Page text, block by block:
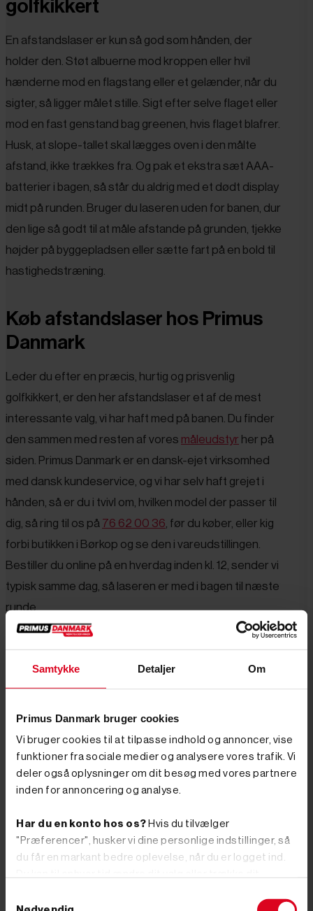
Samtykke Detaljer Om
Primus Danmark bruger cookies
Vi bruger cookies til at tilpasse indhold og annoncer, vise
funktioner fra sociale medier og analysere vores trafik. Vi
deler også oplysninger om dit besøg med vores partnere
inden for annoncering og analyse.
Har du en konto hos os? Hvis du tilvælger
"Præferencer", husker vi dine personlige indstillinger, så
du får en markant bedre oplevelse, når du er logget ind.
Vælg herunder om du vil tillade alle cookies, eller om du
golfkikkert
En afstandslaser er kun så god som hånden, der
holder den. Støt albuerne mod kroppen eller hvil
hænderne mod en flagstang eller et gelænder, når du
sigter, så ligger målet stille. Sigt efter selve flaget eller
mod en fast genstand bag greenen, hvis flaget blafrer.
Husk, at slope-tallet skal lægges oven i den målte
afstand, ikke trækkes fra. Og pak et ekstra sæt AAA-
batterier i bagen, så står du aldrig med et dødt display
midt på runden. Bruger du laseren uden for banen, dur
den lige så godt til at måle afstande på grunden, tjekke
højder på byggepladsen eller sætte fart på en bold til
hastighedstræning.
Køb afstandslaser hos Primus
Danmark
Leder du efter en præcis, hurtig og prisvenlig
golfkikkert, er den her afstandslaser et af de mest
interessante valg, vi har haft med på banen. Du finder
den sammen med resten af vores måleudstyr her på
siden. Primus Danmark er en dansk-ejet virksomhed
med dansk kundeservice, og vi har selv haft grejet i
hånden, så er du i tvivl om, hvilken model der passer til
dig, så ring til os på 76 62 00 36 , før du køber, eller kig
forbi butikken i Børkop og se den i vareudstillingen.
Bestiller du online på en hverdag inden kl. 12, sender vi
typisk samme dag, så laseren er med i bagen til næste
runde.
local_offer golfkikkert rangefinder afstandslaser
golf
måleudstyr
Ring til vores kundeservice
+45
76 62 00 36
4.8 stjerner
Læs vores anmeldelser på Trustpilot
Tilmeld nyhedsbrev